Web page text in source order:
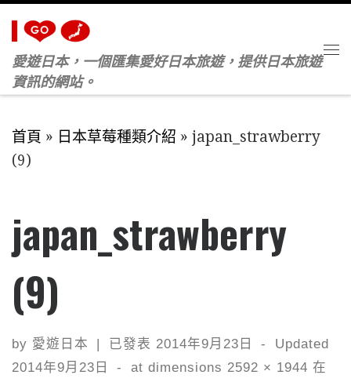
Skip to content
愛遊日本，一個匯集愛好日本旅遊，提供日本旅遊
資訊的網站。
首頁 » 日本草莓種類介紹 » japan_strawberry
(9)
japan_strawberry
(9)
by 愛遊日本 | 已發表 2014年9月23日 -
Updated
2014年9月23日
- at dimensions 2592 × 1944 在